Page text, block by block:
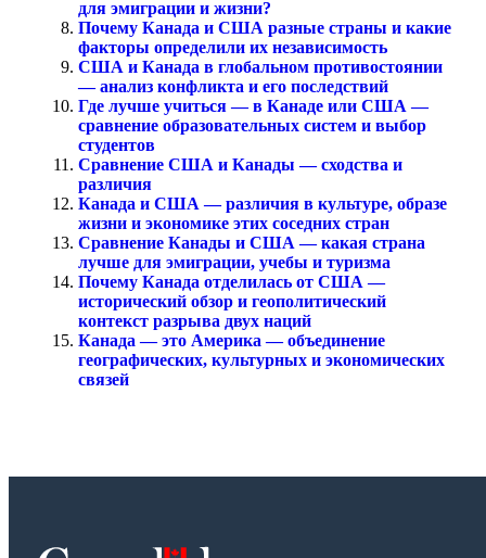
для эмиграции и жизни?
Почему Канада и США разные страны и какие
факторы определили их независимость
США и Канада в глобальном противостоянии
— анализ конфликта и его последствий
Где лучше учиться — в Канаде или США —
сравнение образовательных систем и выбор
студентов
Сравнение США и Канады — сходства и
различия
Канада и США — различия в культуре, образе
жизни и экономике этих соседних стран
Сравнение Канады и США — какая страна
лучше для эмиграции, учебы и туризма
Почему Канада отделилась от США —
исторический обзор и геополитический
контекст разрыва двух наций
Канада — это Америка — объединение
географических, культурных и экономических
связей